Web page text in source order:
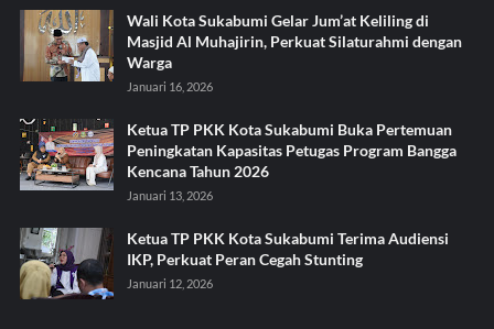
Wali Kota Sukabumi Gelar Jum’at Keliling di
Masjid Al Muhajirin, Perkuat Silaturahmi dengan
Warga
Januari 16, 2026
Ketua TP PKK Kota Sukabumi Buka Pertemuan
Peningkatan Kapasitas Petugas Program Bangga
Kencana Tahun 2026
Januari 13, 2026
Ketua TP PKK Kota Sukabumi Terima Audiensi
IKP, Perkuat Peran Cegah Stunting
Januari 12, 2026